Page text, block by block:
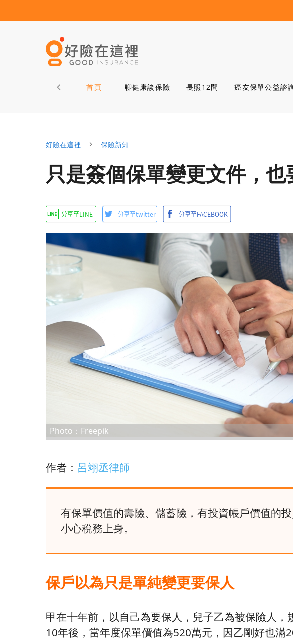
首頁 聊健康談保險 長照12問 癌友保單公益諮
好險在這裡 保險新知
只是簽個保單變更文件，也
Photo：Freepik
作者： 呂翊丞律師
有保單價值的壽險、儲蓄險，有投資帳戶價值的
小心稅務上身。
保戶以為只是單純變更要保人
甲在十年前，以自己為要保人，兒子乙為被保險人
10年後，當年度保單價值為520萬元，因乙剛好也滿